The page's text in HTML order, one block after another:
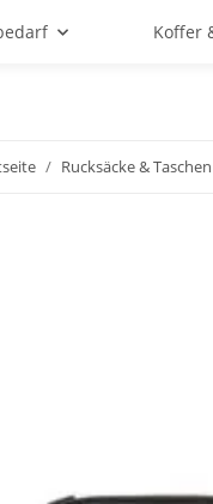
Koffer
Rucksäcke & Taschen